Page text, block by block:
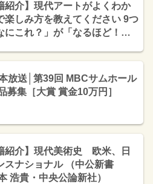
紹介】現代アートがよくわか
楽しみ方を教えてください 9つ
にこれ？」が「なるほど！」
実業出版社）
放送│第39回 MBCサムホール
募集［大賞 賞金10万円］
紹介】現代美術史 欧米、日
スナショナル （中公新書
浩貴・中央公論新社）